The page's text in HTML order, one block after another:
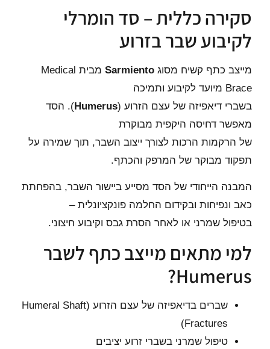
סקירה כללית – סד הומרלי
לקיבוע שבר בזרוע
מייצב כתף קשיח מסוג Sarmiento
מבית Medical
Brace מיועד לקיבוע ותמיכה
בשברי דיאפיזה של עצם הזרוע (Humerus). הסד
מאפשר דחיסה היקפית מבוקרת
של הרקמות הרכות לצורך ייצוב השבר, תוך שמירה על
תפקוד מבוקר של המרפק והכתף.
המבנה הייחודי של הסד מסייע ביישור השבר, בהפחתת
כאב ונפיחות ובקידום החלמה פונקציונלית –
בטיפול שמרני או לאחר הסרת גבס וקיבוע חיצוני.
למי מתאים מייצב כתף לשבר
Humerus?
שברים בדיאפיזה של עצם הזרוע (Humeral Shaft
Fractures)
טיפול שמרני בשברי זרוע יציבים